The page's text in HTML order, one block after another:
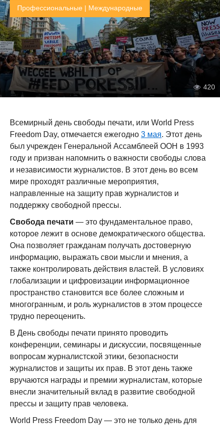
Профессиональные | Международные
420
Всемирный день свободы печати, или World Press
Freedom Day, отмечается ежегодно 3 мая. Этот день
был учрежден Генеральной Ассамблеей ООН в 1993
году и призван напомнить о важности свободы слова
и независимости журналистов. В этот день во всем
мире проходят различные мероприятия,
направленные на защиту прав журналистов и
поддержку свободной прессы.
Свобода печати — это фундаментальное право,
которое лежит в основе демократического общества.
Она позволяет гражданам получать достоверную
информацию, выражать свои мысли и мнения, а
также контролировать действия властей. В условиях
глобализации и цифровизации информационное
пространство становится все более сложным и
многогранным, и роль журналистов в этом процессе
трудно переоценить.
В День свободы печати принято проводить
конференции, семинары и дискуссии, посвященные
вопросам журналистской этики, безопасности
журналистов и защиты их прав. В этот день также
вручаются награды и премии журналистам, которые
внесли значительный вклад в развитие свободной
прессы и защиту прав человека.
World Press Freedom Day — это не только день для